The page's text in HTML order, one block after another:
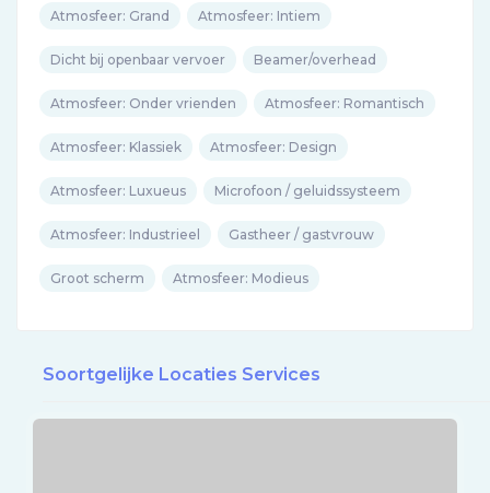
Atmosfeer: Grand Atmosfeer: Intiem
Dicht bij openbaar vervoer Beamer/overhead
Atmosfeer: Onder vrienden Atmosfeer: Romantisch
Atmosfeer: Klassiek Atmosfeer: Design
Atmosfeer: Luxueus Microfoon / geluidssysteem
Atmosfeer: Industrieel Gastheer / gastvrouw
Groot scherm Atmosfeer: Modieus
Soortgelijke Locaties Services